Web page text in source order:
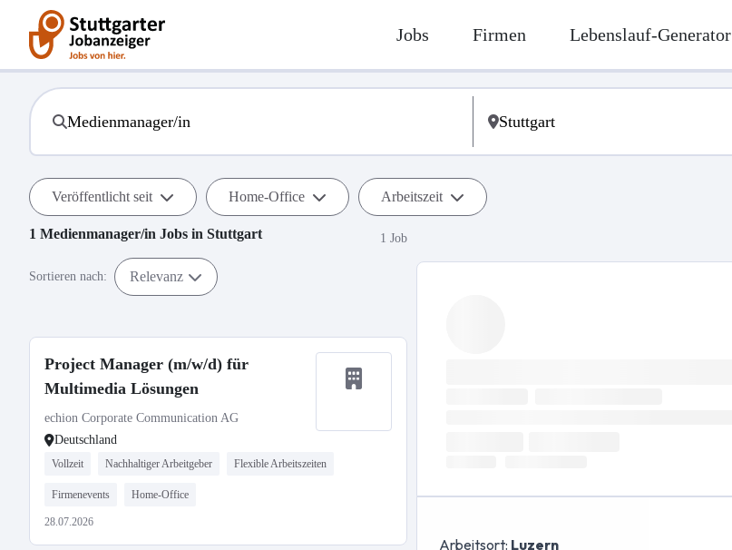
Jobs Firmen Lebenslauf-Generator
Veröffentlicht seit Home-Office Arbeitszeit
1 Medienmanager/in Jobs in Stuttgart 1 Job
Sortieren nach: Relevanz
Project Manager (m/w/d) für
Multimedia Lösungen
echion Corporate Communication AG
Deutschland
Vollzeit Nachhaltiger Arbeitgeber Flexible Arbeitszeiten
Firmenevents Home-Office
28.07.2026